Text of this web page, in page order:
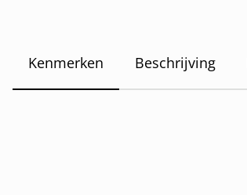
Kenmerken Beschrijving